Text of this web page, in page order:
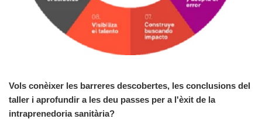
Vols conèixer les barreres descobertes, les conclusions del
taller i aprofundir a les deu passes per a l'èxit de la
intraprenedoria sanitària?